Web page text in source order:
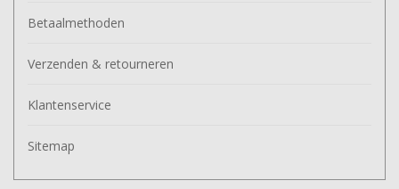
Betaalmethoden
Verzenden & retourneren
Klantenservice
Sitemap